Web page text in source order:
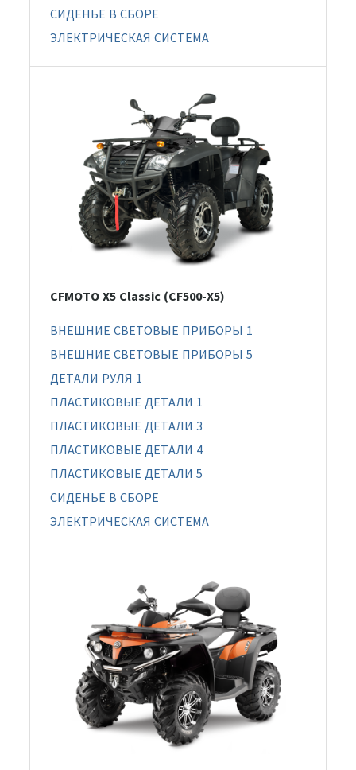
СИДЕНЬЕ В СБОРЕ
ЭЛЕКТРИЧЕСКАЯ СИСТЕМА
CFMOTO X5 Classic (CF500-X5)
ВНЕШНИЕ СВЕТОВЫЕ ПРИБОРЫ 1
ВНЕШНИЕ СВЕТОВЫЕ ПРИБОРЫ 5
ДЕТАЛИ РУЛЯ 1
ПЛАСТИКОВЫЕ ДЕТАЛИ 1
ПЛАСТИКОВЫЕ ДЕТАЛИ 3
ПЛАСТИКОВЫЕ ДЕТАЛИ 4
ПЛАСТИКОВЫЕ ДЕТАЛИ 5
СИДЕНЬЕ В СБОРЕ
ЭЛЕКТРИЧЕСКАЯ СИСТЕМА